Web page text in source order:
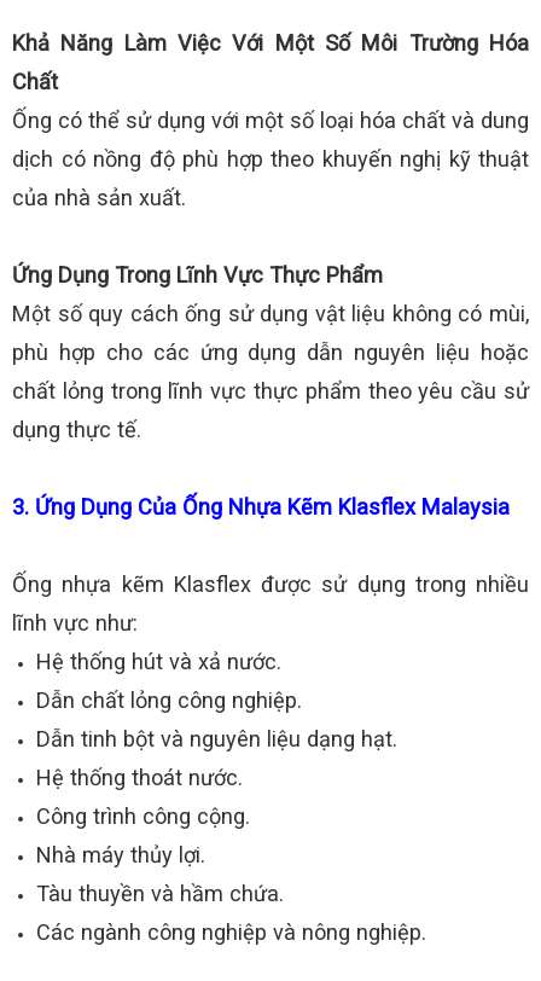
Khả Năng Làm Việc Với Một Số Môi Trường Hóa
Chất
Ống có thể sử dụng với một số loại hóa chất và dung
dịch có nồng độ phù hợp theo khuyến nghị kỹ thuật
của nhà sản xuất.
Ứng Dụng Trong Lĩnh Vực Thực Phẩm
Một số quy cách ống sử dụng vật liệu không có mùi,
phù hợp cho các ứng dụng dẫn nguyên liệu hoặc
chất lỏng trong lĩnh vực thực phẩm theo yêu cầu sử
dụng thực tế.
3. Ứng Dụng Của Ống Nhựa Kẽm Klasflex Malaysia
Ống nhựa kẽm Klasflex được sử dụng trong nhiều
lĩnh vực như:
Hệ thống hút và xả nước.
Dẫn chất lỏng công nghiệp.
Dẫn tinh bột và nguyên liệu dạng hạt.
Hệ thống thoát nước.
Công trình công cộng.
Nhà máy thủy lợi.
Tàu thuyền và hầm chứa.
Các ngành công nghiệp và nông nghiệp.